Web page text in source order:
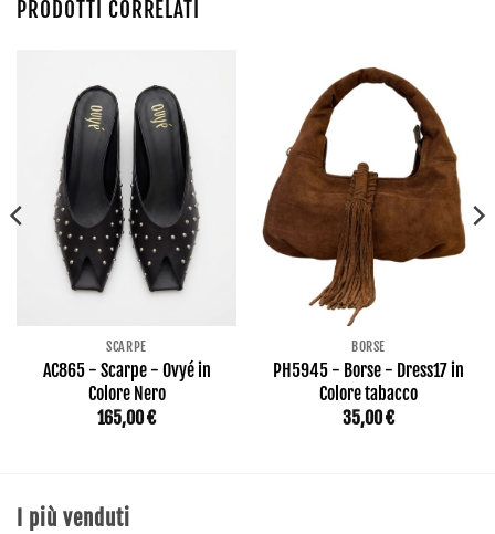
PRODOTTI CORRELATI
SCARPE
AC865 - Scarpe - Ovyé in
Colore Nero
165,00€
BORSE
PH5945 - Borse - Dress17 in
Colore tabacco
35,00€
I più venduti